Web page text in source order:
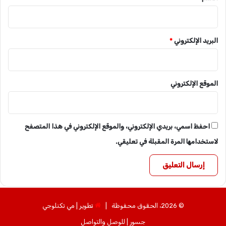
البريد الإلكتروني *
الموقع الإلكتروني
احفظ اسمي، بريدي الإلكتروني، والموقع الإلكتروني في هذا المتصفح
لاستخدامها المرة المقبلة في تعليقي.
© 2026، الحقوق محفوظة | تطوير | مي تكنلوجي
جسور | للوصل والتواصل